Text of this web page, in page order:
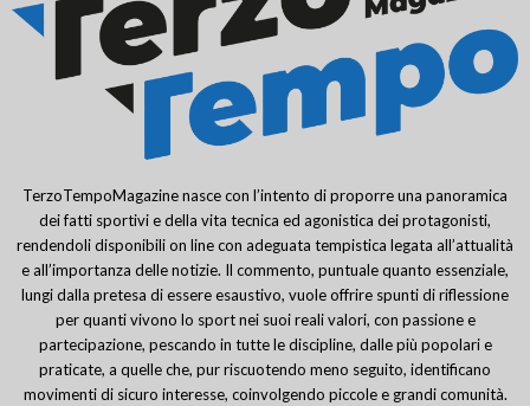
TerzoTempoMagazine nasce con l’intento di proporre una panoramica
dei fatti sportivi e della vita tecnica ed agonistica dei protagonisti,
rendendoli disponibili on line con adeguata tempistica legata all’attualità
e all’importanza delle notizie. Il commento, puntuale quanto essenziale,
lungi dalla pretesa di essere esaustivo, vuole offrire spunti di riflessione
per quanti vivono lo sport nei suoi reali valori, con passione e
partecipazione, pescando in tutte le discipline, dalle più popolari e
praticate, a quelle che, pur riscuotendo meno seguito, identificano
movimenti di sicuro interesse, coinvolgendo piccole e grandi comunità.